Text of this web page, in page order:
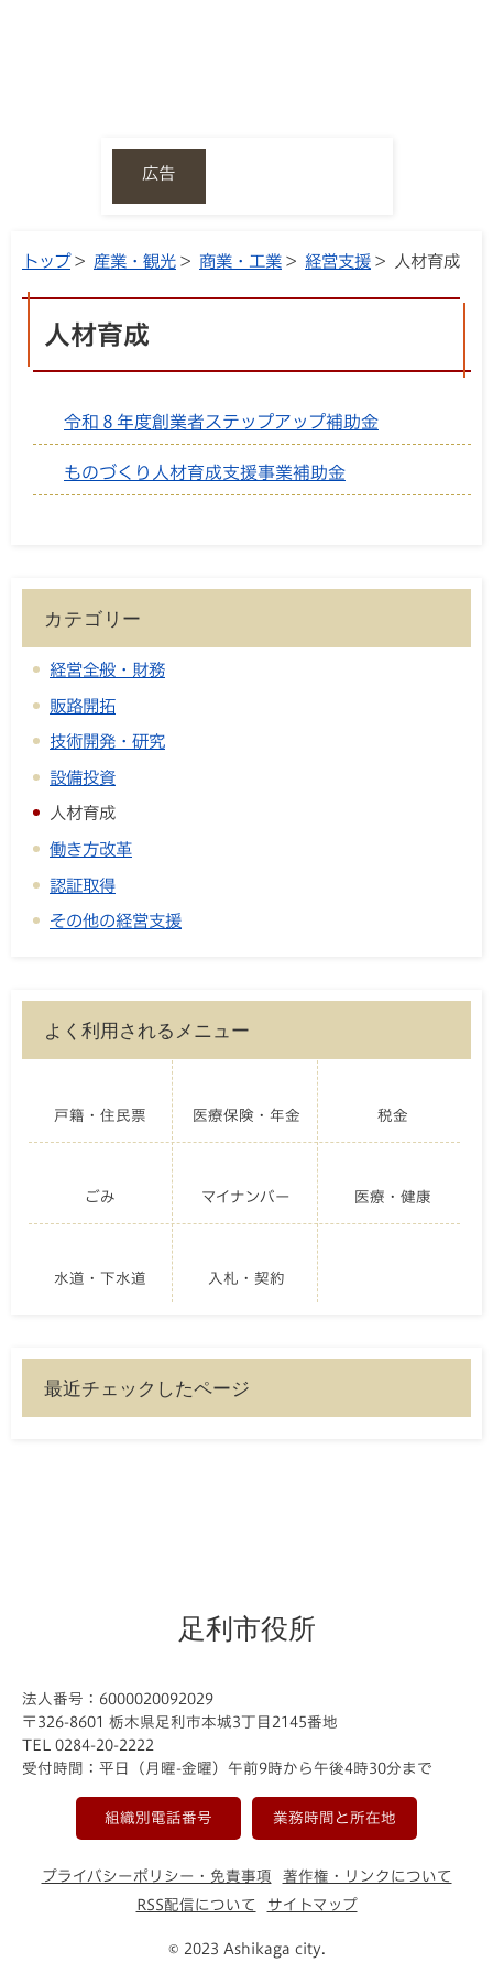
広告
トップ> 産業・観光 > 商業・工業 > 経営支援 > 人材育成
人材育成
令和８年度創業者ステップアップ補助金
ものづくり人材育成支援事業補助金
カテゴリー
経営全般・財務
販路開拓
技術開発・研究
設備投資
人材育成
働き方改革
認証取得
その他の経営支援
よく利用されるメニュー
戸籍・住民票 医療保険・年金 税金
ごみ マイナンバー 医療・健康
水道・下水道 入札・契約
最近チェックしたページ
足利市役所
法人番号：6000020092029
〒326-8601 栃木県足利市本城3丁目2145番地
TEL 0284-20-2222
受付時間：平日（月曜-金曜）午前9時から午後4時30分まで
組織別電話番号 業務時間と所在地
プライバシーポリシー・免責事項
著作権・リンクについて
RSS配信について
サイトマップ
© 2023 Ashikaga city.